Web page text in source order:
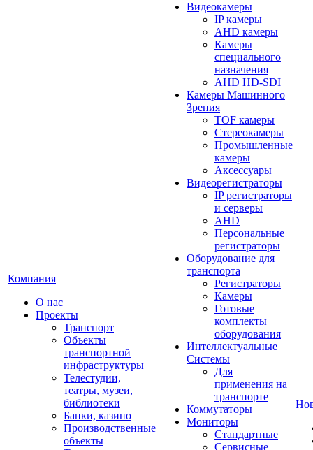
Компания
О нас
Проекты
Транспорт
Объекты
транспортной
инфраструктуры
Телестудии,
театры, музеи,
библиотеки
Банки, казино
Производственные
объекты
Видеокамеры
IP камеры
AHD камеры
Камеры
специального
назначения
AHD HD-SDI
Камеры Машинного
Зрения
TOF камеры
Стереокамеры
Промышленные
камеры
Аксессуары
Видеорегистраторы
IP регистраторы
и серверы
AHD
Персональные
регистраторы
Оборудование для
транспорта
Регистраторы
Камеры
Готовые
комплекты
оборудования
Интеллектуальные
Системы
Для
применения на
транспорте
Коммутаторы
Мониторы
Стандартные
Сервисные